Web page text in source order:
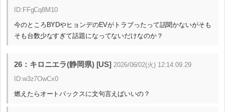
ID:FFgCq8M10
今のところBYDやヒョンデのEVがトラブったって話聞かないがそも
そも台数少なすぎて話題になってないだけなのか？
26：キロニエラ(静岡県) [US] 2026/06/02(火) 12:14:09.29
ID:w3z7OwCx0
燃えたらオートバックスに文句言えばいいの？